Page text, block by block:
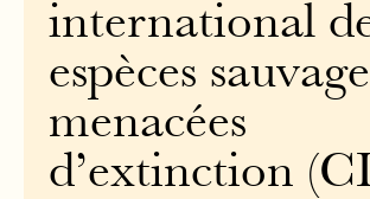
international
espèces
menacées
d’extinction